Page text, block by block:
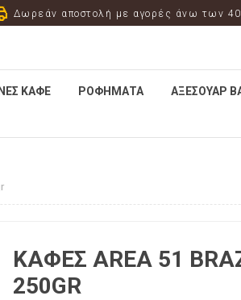
Δωρεάν αποστολή με αγορές άνω των
ΚΑΦΈ ΡΟΦΉΜΑΤΑ ΑΞΕΣΟΥΆΡ
ΚΑΦΕΣ AREA 51
250GR